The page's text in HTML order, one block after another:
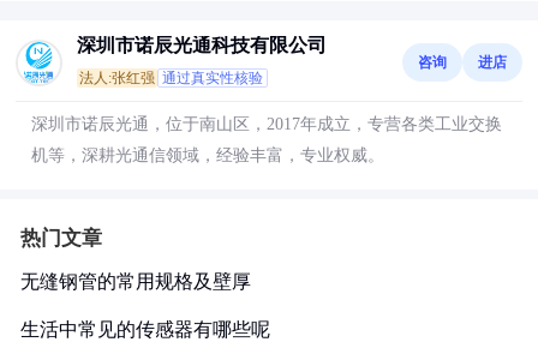
深圳市诺辰光通科技有限公司
法人:张红强 通过真实性核验
咨询 进店
深圳市诺辰光通，位于南山区，2017年成立，专营各类工业交换
机等，深耕光通信领域，经验丰富，专业权威。
热门文章
无缝钢管的常用规格及壁厚
生活中常见的传感器有哪些呢